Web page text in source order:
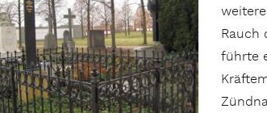
Rauch
führte